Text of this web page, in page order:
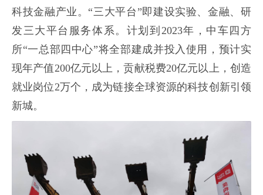
科技金融产业。“三大平台”即建设实验、金融、研
发三大平台服务体系。计划到2023年，中车四方
所“一总部四中心”将全部建成并投入使用，预计实
现年产值200亿元以上，贡献税费20亿元以上，创造
就业岗位2万个，成为链接全球资源的科技创新引领
新城。